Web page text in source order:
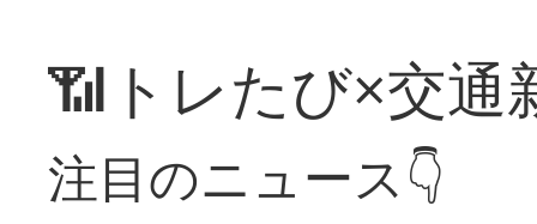
📶トレたび×交通
注目のニュース👇